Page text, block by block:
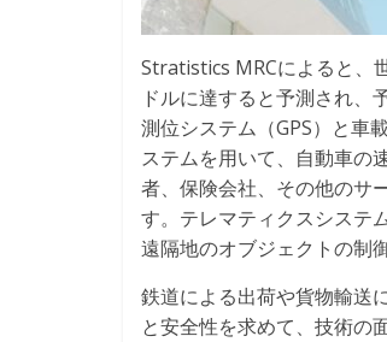
Stratistics MRCによると、
ドルに達すると予測され、
測位システム（GPS）と車
ステムを用いて、自動車の
者、保険会社、その他のサ
す。テレマティクスシステ
遠隔地のオブジェクトの制
鉄道による出荷や貨物輸送
と安全性を求めて、技術の